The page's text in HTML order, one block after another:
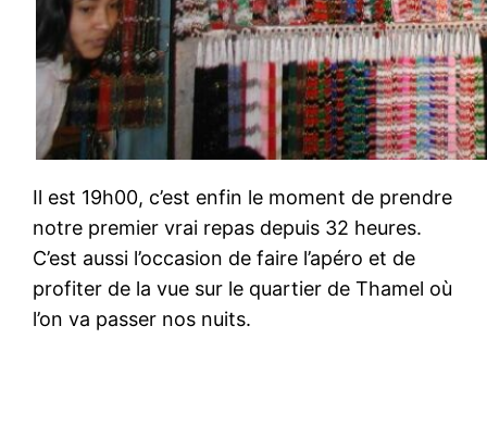
Il est 19h00, c’est enfin le moment de prendre
notre premier vrai repas depuis 32 heures.
C’est aussi l’occasion de faire l’apéro et de
profiter de la vue sur le quartier de Thamel où
l’on va passer nos nuits.